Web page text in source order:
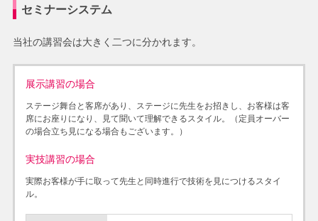
セミナーシステム
当社の講習会は大きく二つに分かれます。
展示講習の場合
ステージ舞台と客席があり、ステージに先生をお招きし、お客様は客
席にお座りになり、見て聞いて理解できるスタイル。（定員オーバー
の場合立ち見になる場合もございます。）
実技講習の場合
実際お客様が手に取って先生と同時進行で技術を見につけるスタイ
ル。